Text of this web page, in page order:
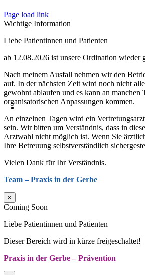
Page load link
Wichtige Information
Liebe Patientinnen und Patienten
ab 12.08.2026 ist unsere Ordination wieder
Nach meinem Ausfall nehmen wir den
auf. In der nächsten Zeit wird noch nicht
gewohnt ablaufen und es kann an manchen
organisatorischen Anpassungen kommen.
An einzelnen Tagen wird ein
sein. Wir bitten um Verständnis, dass in
Arztwahl nicht möglich ist. Wenn Sie
Ihre Betreuung selbstverständlich
Vielen Dank für Ihr Verständnis.
Team – Praxis in der Gerbe
×
Coming Soon
Liebe Patientinnen und Patienten
Dieser Bereich wird in kürze freigeschaltet!
Praxis in der Gerbe – Prävention